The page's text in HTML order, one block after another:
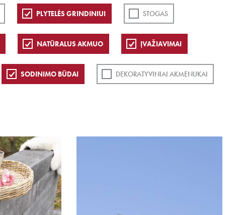
PLYTELĖS GRINDINIUI STOGAS
NATŪRALUS AKMUO ĮVAŽIAVIMAI
SODINIMO BŪDAI DEKORATYVINIAI AKMENUKAI